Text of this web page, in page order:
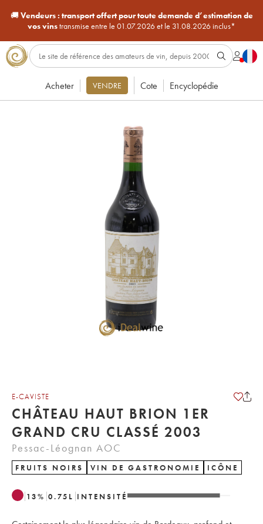
🚚Vendeurs : transport offert pour toute demande d’estimation de
vos vinstransmise entre le 01.07.2026 et le 31.08.2026 inclus*
Acheter VENDRE Cote Encyclopédie
E-CAVISTE
CHÂTEAU HAUT BRION 1ER
GRAND CRU CLASSÉ 2003
Pessac-Léognan AOC
FRUITS NOIRS VIN DE GASTRONOMIE ICÔNE
13% 0.75 L INTENSITÉ